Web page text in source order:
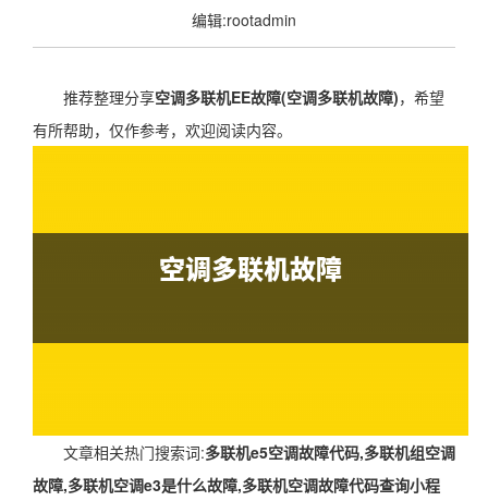
编辑:rootadmin
推荐整理分享空调多联机EE故障(空调多联机故障)，希望
有所帮助，仅作参考，欢迎阅读内容。
文章相关热门搜索词:多联机e5空调故障代码,多联机组空调
故障,多联机空调e3是什么故障,多联机空调故障代码查询小程